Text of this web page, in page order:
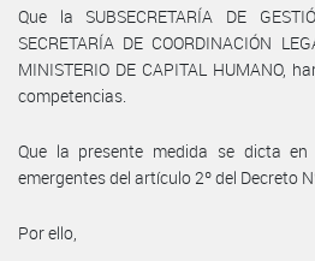
Que la SUBSECRETARÍA DE
SECRETARÍA DE COORDINACIÓN
MINISTERIO DE CAPITAL HUMANO,
competencias.
Que la presente medida se dicta
emergentes del artículo 2º del Decreto
Por ello,